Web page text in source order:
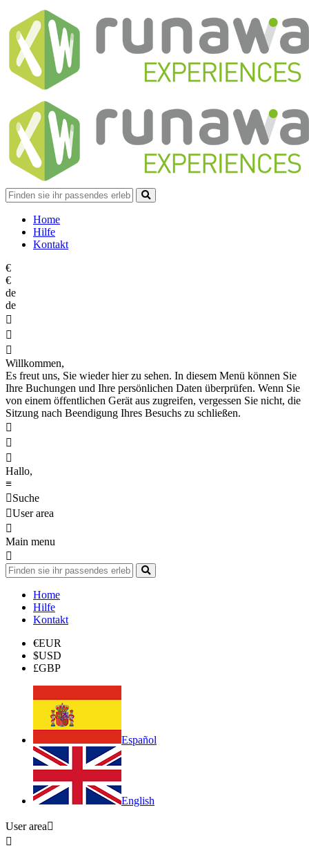
Home
Hilfe
Kontakt
€
€
de
de



Willkommen,
Es freut uns, Sie wieder hier zu sehen. In diesem Menü können Sie
Ihre Buchungen und Ihre persönlichen Daten überprüfen. Wenn Sie
von einem öffentlichen Gerät aus zugreifen, vergessen Sie nicht, die
Sitzung nach Beendigung Ihres Besuchs zu schließen.



Hallo,
≡
Suche
User area

Main menu

Home
Hilfe
Kontakt
€EUR
$USD
£GBP
Español
English
User area
